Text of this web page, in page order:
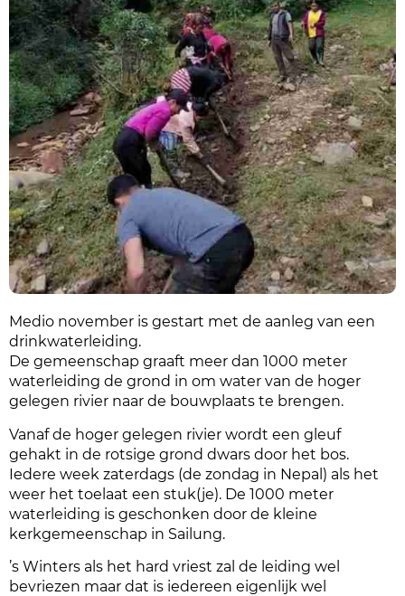
Medio november is gestart met de aanleg van een
drinkwaterleiding.
De gemeenschap graaft meer dan 1000 meter
waterleiding de grond in om water van de hoger
gelegen rivier naar de bouwplaats te brengen.
Vanaf de hoger gelegen rivier wordt een gleuf
gehakt in de rotsige grond dwars door het bos.
Iedere week zaterdags (de zondag in Nepal) als het
weer het toelaat een stuk(je). De 1000 meter
waterleiding is geschonken door de kleine
kerkgemeenschap in Sailung.
’s Winters als het hard vriest zal de leiding wel
bevriezen maar dat is iedereen eigenlijk wel